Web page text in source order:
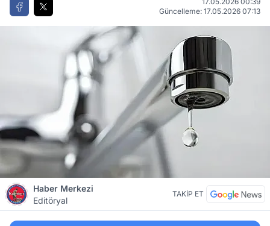
Güncelleme: 17.05.2026 07:13
Haber Merkezi
Editöryal
TAKİP ET